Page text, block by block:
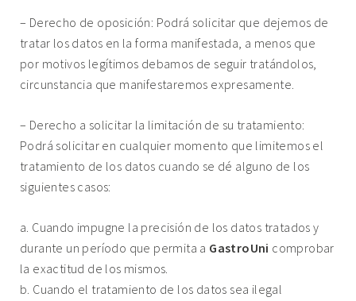
– Derecho de oposición: Podrá solicitar que dejemos de
tratar los datos en la forma manifestada, a menos que
por motivos legítimos debamos de seguir tratándolos,
circunstancia que manifestaremos expresamente.
– Derecho a solicitar la limitación de su tratamiento:
Podrá solicitar en cualquier momento que limitemos el
tratamiento de los datos cuando se dé alguno de los
siguientes casos:
a. Cuando impugne la precisión de los datos tratados y
durante un período que permita a GastroUni comprobar
la exactitud de los mismos.
b. Cuando el tratamiento de los datos sea ilegal